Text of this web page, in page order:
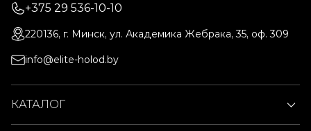
+375 29 536-10-10
220136, г. Минск, ул. Академика Жебрака, 35, оф. 309
info@elite-holod.by
КАТАЛОГ